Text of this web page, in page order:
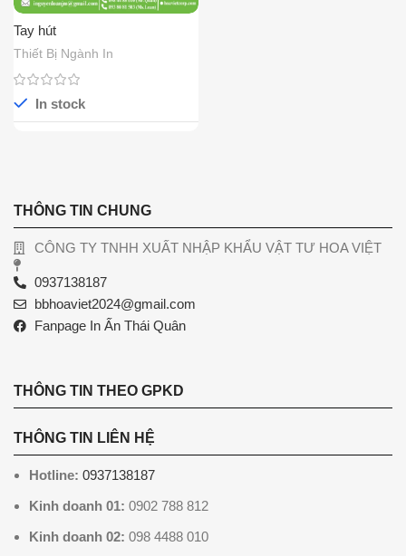
Tay hút
Thiết Bị Ngành In
In stock
THÔNG TIN CHUNG
CÔNG TY TNHH XUẤT NHẬP KHẨU VẬT TƯ HOA VIỆT
0937138187
bbhoaviet2024@gmail.com
Fanpage In Ấn Thái Quân
THÔNG TIN THEO GPKD
THÔNG TIN LIÊN HỆ
Hotline: 0937138187
Kinh doanh 01: 0902 788 812
Kinh doanh 02: 098 4488 010